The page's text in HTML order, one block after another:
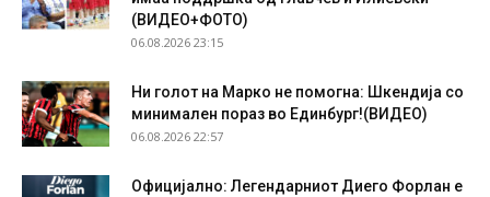
(ВИДЕО+ФОТО)
06.08.2026 23:15
Ни голот на Марко не помогна: Шкендија со
минимален пораз во Единбург!(ВИДЕО)
06.08.2026 22:57
Официјално: Легендарниот Диего Форлан е